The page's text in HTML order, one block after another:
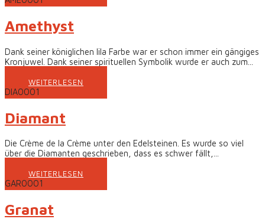
Amethyst
Dank seiner königlichen lila Farbe war er schon immer ein gängiges
Kronjuwel. Dank seiner spirituellen Symbolik wurde er auch zum...
WEITERLESEN
DIA0001
Diamant
Die Crème de la Crème unter den Edelsteinen. Es wurde so viel
über die Diamanten geschrieben, dass es schwer fällt,...
WEITERLESEN
GAR0001
Granat